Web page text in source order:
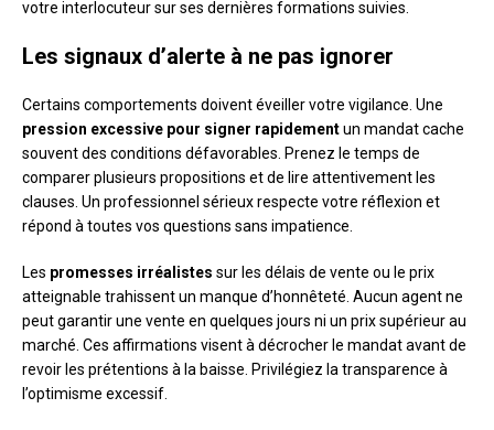
votre interlocuteur sur ses dernières formations suivies.
Les signaux d’alerte à ne pas ignorer
Certains comportements doivent éveiller votre vigilance. Une
pression excessive pour signer rapidementun mandat cache
souvent des conditions défavorables. Prenez le temps de
comparer plusieurs propositions et de lire attentivement les
clauses. Un professionnel sérieux respecte votre réflexion et
répond à toutes vos questions sans impatience.
Les promesses irréalistes sur les délais de vente ou le prix
atteignable trahissent un manque d’honnêteté. Aucun agent ne
peut garantir une vente en quelques jours ni un prix supérieur au
marché. Ces affirmations visent à décrocher le mandat avant de
revoir les prétentions à la baisse. Privilégiez la transparence à
l’optimisme excessif.